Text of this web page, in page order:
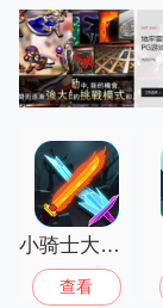
小骑士大冒险
查看